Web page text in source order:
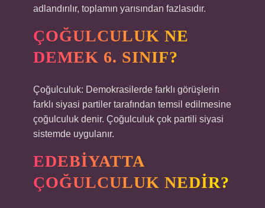
adlandırılır, toplamın yarısından fazlasıdır.
ÇOĞULCULUK NE
DEMEK 6. SINIF?
Çoğulculuk: Demokrasilerde farklı görüşlerin
farklı siyasi partiler tarafından temsil edilmesine
çoğulculuk denir. Çoğulculuk çok partili siyasi
sistemde uygulanır.
EDEBIYATTA
ÇOĞULCULUK NEDIR?